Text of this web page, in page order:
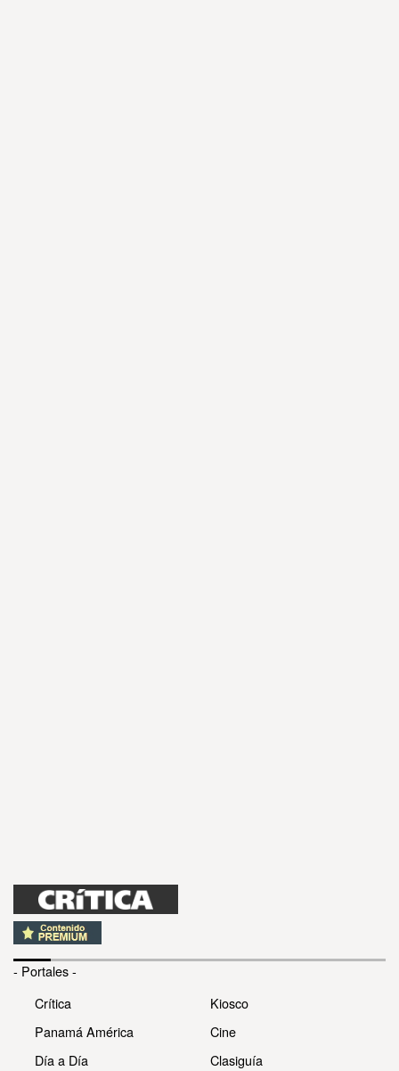
- Portales -
Crítica
Panamá América
Día a Día
Kiosco
Cine
Clasiguía